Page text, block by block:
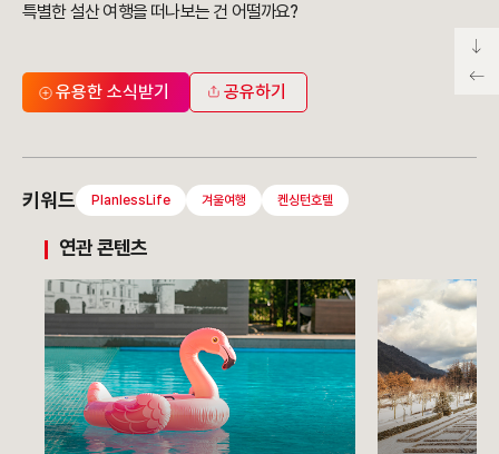
특별한 설산 여행을 떠나보는 건 어떨까요?
유용한 소식받기 공유하기
키워드 PlanlessLife 겨울여행 켄싱턴호텔
연관 콘텐츠